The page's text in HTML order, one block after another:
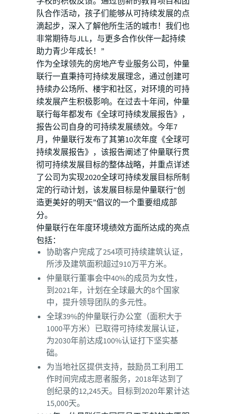
队合作活动，孩子们能够从可持续发展的点
滴起步，深入了解他所生活的城市！我们也
非常期待与JLL，与更多合作伙伴一起持续
助力青少年成长！”
作为全球领先的房地产专业服务公司，仲量
联行一直秉持可持续发展理念，通过创建可
持续办公场所、楼宇和社区，对环境的可持
续发展产生积极影响。在过去十年间，仲量
联行每年都发布《全球可持续发展报告》，
报告公司自身的可持续发展绩效。今年7
月，仲量联行发布了其第10次年度《全球可
持续发展报告》，该报告阐述了仲量联行贯
彻可持续发展目标的整体战略，并重点详述
了公司为实现2020全球可持续发展目标所制
定的行动计划，该发展目标是仲量联行“创
造更美好的明天”倡议的一个重要组成部
分。
仲量联行在年度环境绩效方面所达成的亮点
包括：
协助客户完成了254项可持续建筑认证，
所涉及建筑面积超过910万平方米。
仲量联行董事会中40%的成员为女性，
到2021年，计划在全球最大的8个国家
中，提升领导团队的多元性。
全球39%的仲量联行办公室（面积大于
1000平方米）已取得可持续发展认证，
为2030年前达成100%认证打下坚实基
础。
为当地社区提供支持，鼓励员工利用工
作时间完成志愿者服务，2018年达到了
创纪录的12,245天。目标到2020年累计达
15,000天。